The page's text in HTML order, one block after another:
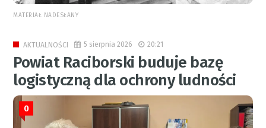
MATERIAŁ NADESŁANY
AKTUALNOŚCI 5 sierpnia 2026 20:21
Powiat Raciborski buduje bazę
logistyczną dla ochrony ludności
0